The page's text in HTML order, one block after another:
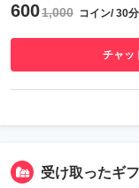
6001,000 コイン/ 30分
チャッ
受け取ったギ